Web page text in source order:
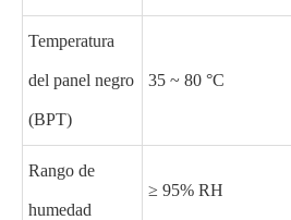
Temperatura
del panel negro
(BPT)
35 ~ 80 °C
Rango de
humedad
≥ 95% RH